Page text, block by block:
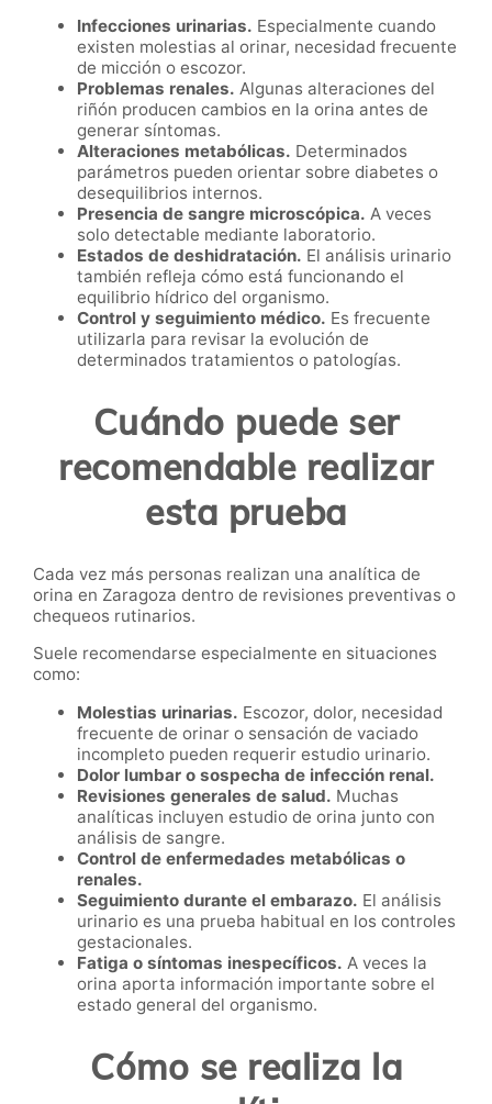
Infecciones urinarias. Especialmente cuando
existen molestias al orinar, necesidad frecuente
de micción o escozor.
Problemas renales. Algunas alteraciones del
riñón producen cambios en la orina antes de
generar síntomas.
Alteraciones metabólicas. Determinados
parámetros pueden orientar sobre diabetes o
desequilibrios internos.
Presencia de sangre microscópica. A veces
solo detectable mediante laboratorio.
Estados de deshidratación. El análisis urinario
también refleja cómo está funcionando el
equilibrio hídrico del organismo.
Control y seguimiento médico. Es frecuente
utilizarla para revisar la evolución de
determinados tratamientos o patologías.
Cuándo puede ser
recomendable realizar
esta prueba
Cada vez más personas realizan una analítica de
orina en Zaragoza dentro de revisiones preventivas o
chequeos rutinarios.
Suele recomendarse especialmente en situaciones
como:
Molestias urinarias. Escozor, dolor, necesidad
frecuente de orinar o sensación de vaciado
incompleto pueden requerir estudio urinario.
Dolor lumbar o sospecha de infección renal.
Revisiones generales de salud. Muchas
analíticas incluyen estudio de orina junto con
análisis de sangre.
Control de enfermedades metabólicas o
renales.
Seguimiento durante el embarazo. El análisis
urinario es una prueba habitual en los controles
gestacionales.
Fatiga o síntomas inespecíficos. A veces la
orina aporta información importante sobre el
estado general del organismo.
Cómo se realiza la